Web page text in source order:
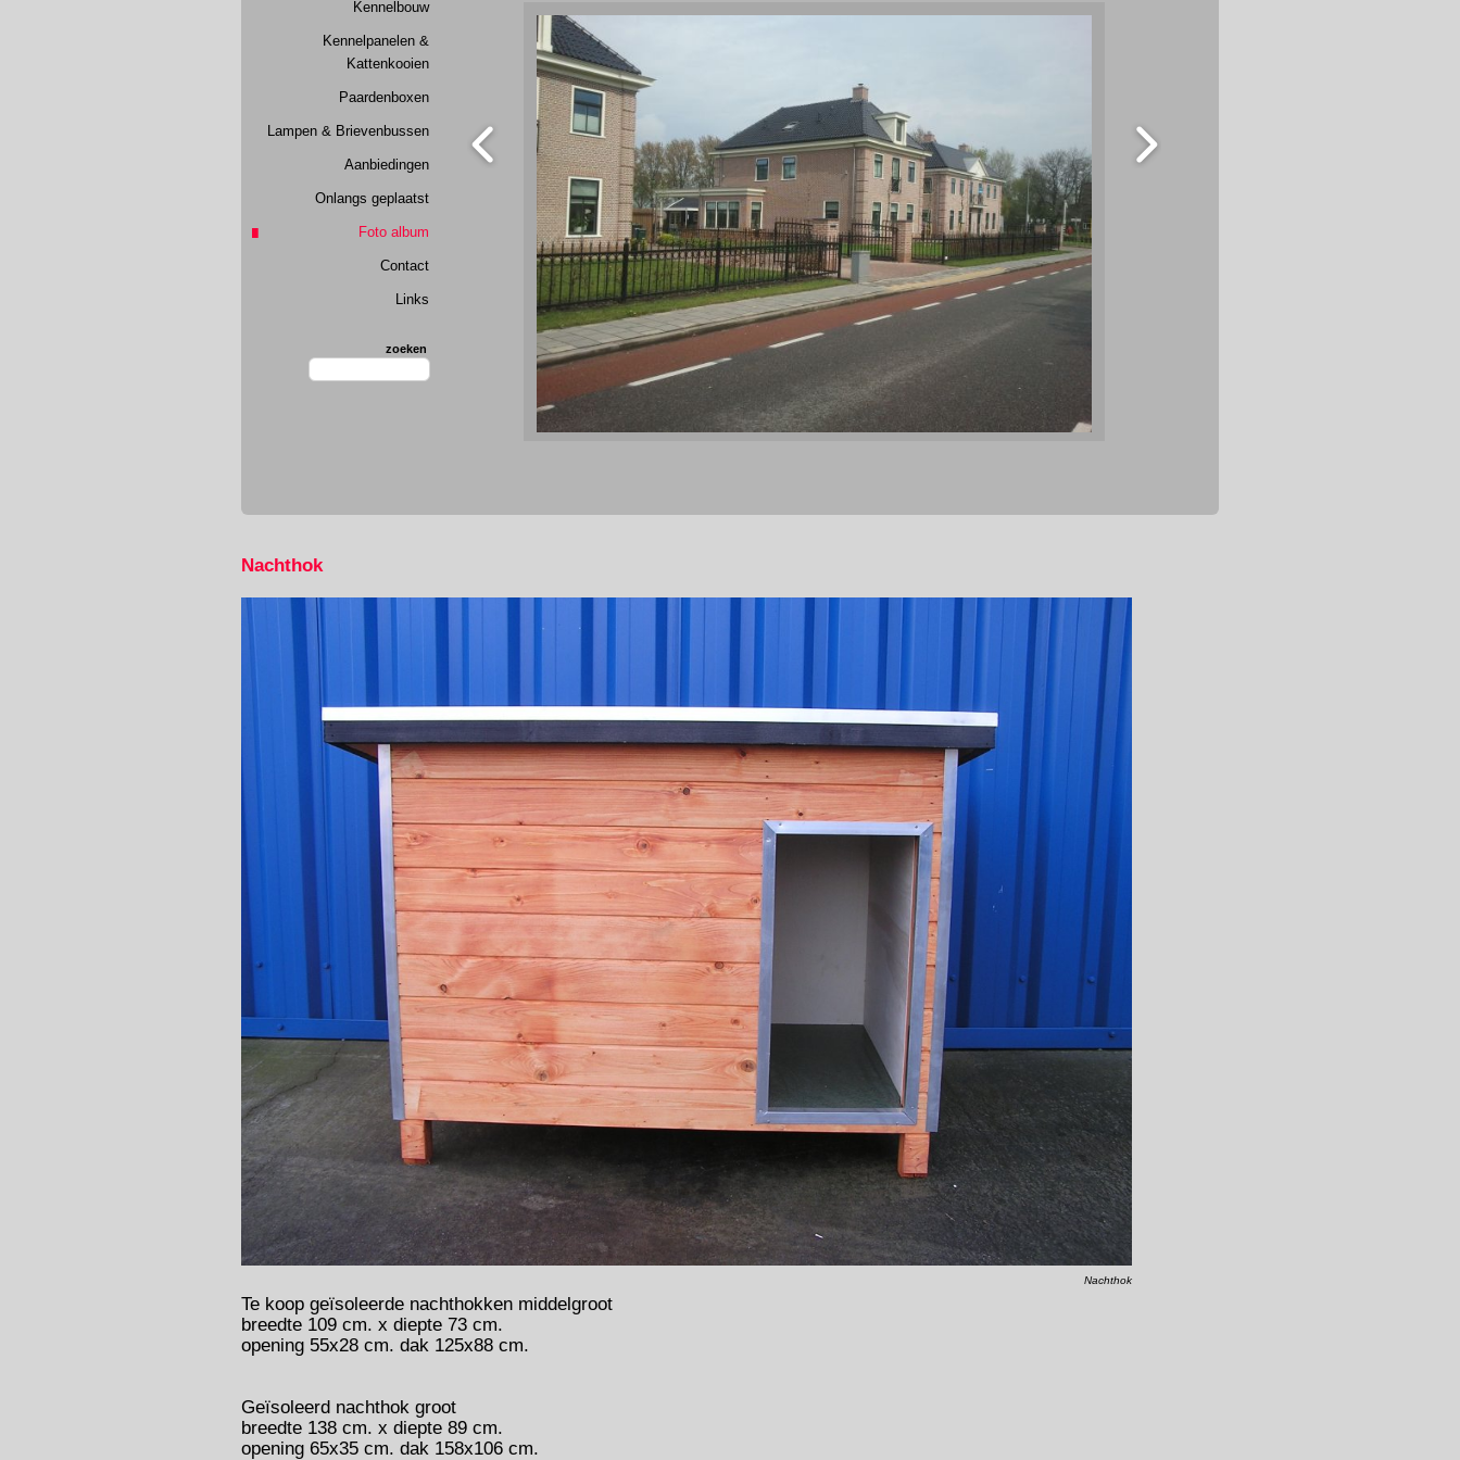
Kennelbouw
Kennelpanelen &
Kattenkooien
Paardenboxen
Lampen & Brievenbussen
Aanbiedingen
Onlangs geplaatst
Foto album
Contact
Links
zoeken
Nachthok
Nachthok
Te koop geïsoleerde nachthokken middelgroot
breedte 109 cm. x diepte 73 cm.
opening 55x28 cm. dak 125x88 cm.
Geïsoleerd nachthok groot
breedte 138 cm. x diepte 89 cm.
opening 65x35 cm. dak 158x106 cm.